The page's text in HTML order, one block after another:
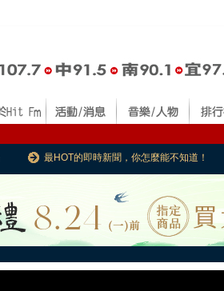
最HOT的即時新聞，你怎麼能不知道！